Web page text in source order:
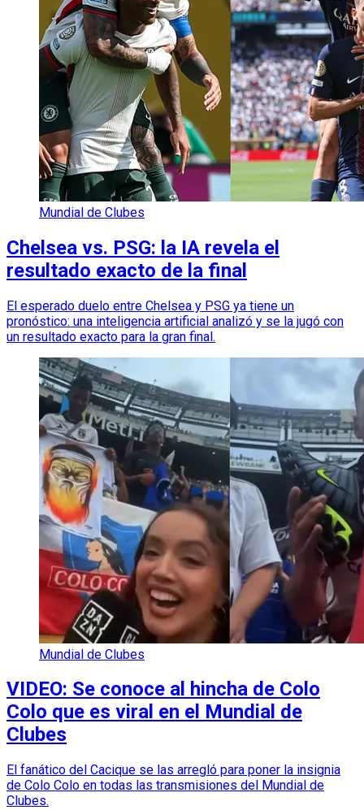
Mundial de Clubes
Chelsea vs. PSG: la IA revela el
resultado exacto de la final
El esperado duelo entre Chelsea y PSG ya tiene un
pronóstico: una inteligencia artificial analizó y se la jugó con
un resultado exacto para la gran final.
Mundial de Clubes
VIDEO: Se conoce al hincha de Colo
Colo que es viral en el Mundial de
Clubes
El fanático del Cacique se las arregló para poner la insignia
de Colo Colo en todas las transmisiones del Mundial de
Clubes.